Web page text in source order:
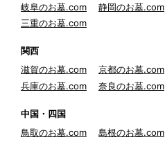
岐阜のお墓.com
静岡のお墓.com
三重のお墓.com
関西
滋賀のお墓.com
京都のお墓.com
兵庫のお墓.com
奈良のお墓.com
中国・四国
鳥取のお墓.com
島根のお墓.com